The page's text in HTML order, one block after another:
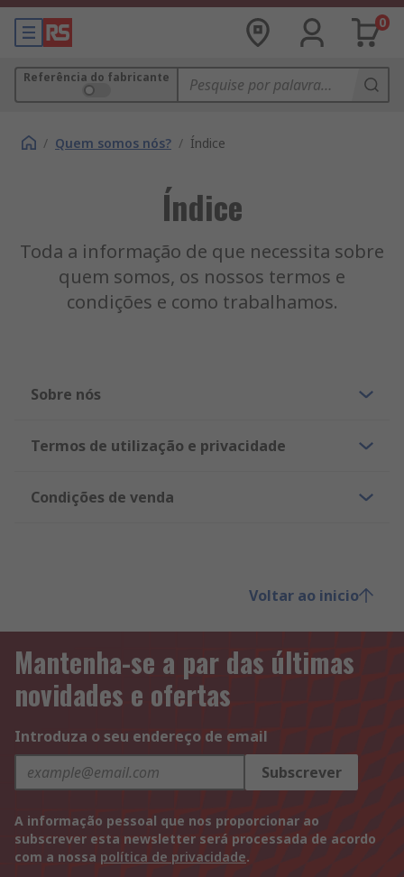
0
Referência do fabricante
/ Quem somos nós? / Índice
Índice
Toda a informação de que necessita sobre
quem somos, os nossos termos e
condições e como trabalhamos.
Sobre nós
Termos de utilização e privacidade
Condições de venda
Voltar ao inicio
Mantenha-se a par das últimas
novidades e ofertas
Introduza o seu endereço de email
Subscrever
A informação pessoal que nos proporcionar ao
subscrever esta newsletter será processada de acordo
com a nossa política de privacidade.